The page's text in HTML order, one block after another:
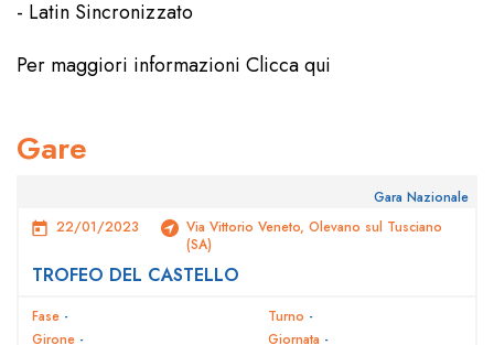
- Latin Sincronizzato
Per maggiori informazioni Clicca qui
Gare
Gara Nazionale
22/01/2023
Via Vittorio Veneto, Olevano sul Tusciano
(SA)
TROFEO DEL CASTELLO
Fase - Turno -
Girone - Giornata -